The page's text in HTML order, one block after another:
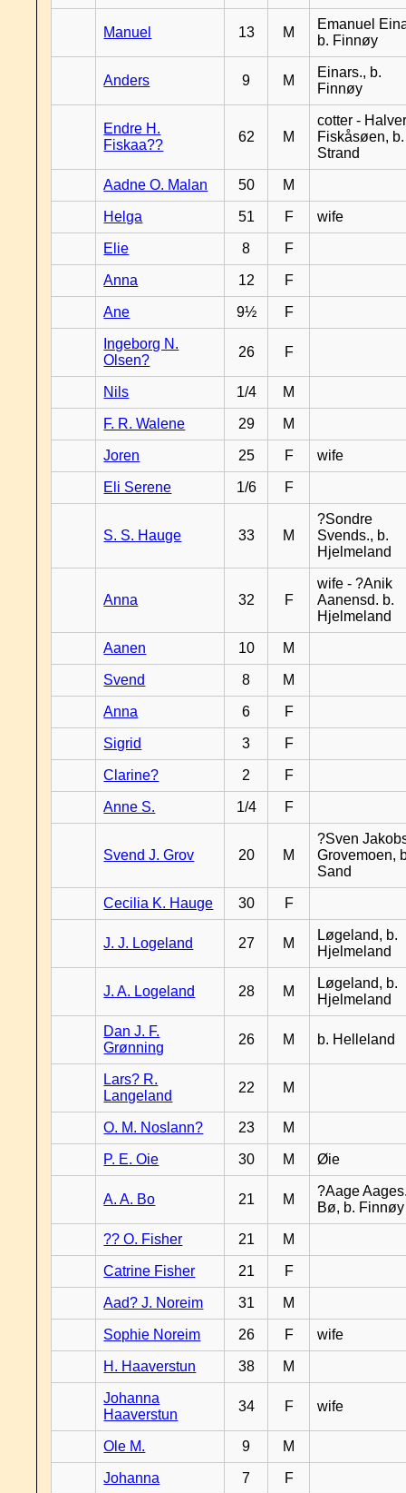
Manuel 13 M
Emanuel
b. Finnøy
Anders 9 M
Einars., b.
Finnøy
Endre H.
Fiskaa??
62 M
cotter -
Fiskåsøen, b.
Strand
Aadne O. Malan 50 M
Helga 51 F wife
Elie 8 F
Anna 12 F
Ane 9½ F
Ingeborg N.
Olsen?
26 F
Nils 1/4 M
F. R. Walene 29 M
Joren 25 F wife
Eli Serene 1/6 F
S. S. Hauge 33 M
?Sondre
Svends., b.
Hjelmeland
Anna 32 F
wife - ?Anik
Aanensd. b.
Hjelmeland
Aanen 10 M
Svend 8 M
Anna 6 F
Sigrid 3 F
Clarine? 2 F
Anne S. 1/4 F
Svend J. Grov 20 M
?Sven
Grovemoen,
Sand
Cecilia K. Hauge 30 F
J. J. Logeland 27 M
Løgeland, b.
Hjelmeland
J. A. Logeland 28 M
Løgeland, b.
Hjelmeland
Dan J. F.
Grønning
26 M b. Helleland
Lars? R.
Langeland
22 M
O. M. Noslann? 23 M
P. E. Oie 30 M Øie
A. A. Bo 21 M
?Aage
Bø, b. Finnøy
?? O. Fisher 21 M
Catrine Fisher 21 F
Aad? J. Noreim 31 M
Sophie Noreim 26 F wife
H. Haaverstun 38 M
Johanna
Haaverstun
34 F wife
Ole M. 9 M
Johanna 7 F